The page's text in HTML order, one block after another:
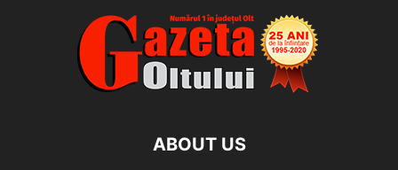
ABOUT US